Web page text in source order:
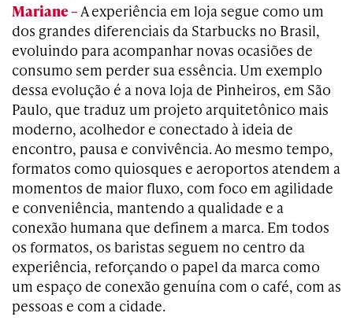
Mariane –A experiência em loja segue como um
dos grandes diferenciais da Starbucks no Brasil,
evoluindo para acompanhar novas ocasiões de
consumo sem perder sua essência. Um exemplo
dessa evolução é a nova loja de Pinheiros, em São
Paulo, que traduz um projeto arquitetônico mais
moderno, acolhedor e conectado à ideia de
encontro, pausa e convivência. Ao mesmo tempo,
formatos como quiosques e aeroportos atendem a
momentos de maior fluxo, com foco em agilidade
e conveniência, mantendo a qualidade e a
conexão humana que definem a marca. Em todos
os formatos, os baristas seguem no centro da
experiência, reforçando o papel da marca como
um espaço de conexão genuína com o café, com as
pessoas e com a cidade.